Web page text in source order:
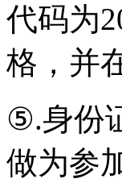
代码为
格，并
⑤.身份
做为参